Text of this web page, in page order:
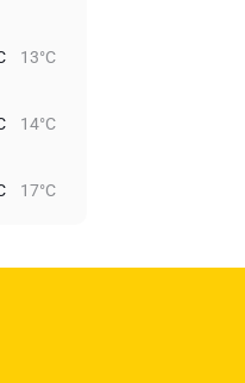
13°C
14°C
17°C